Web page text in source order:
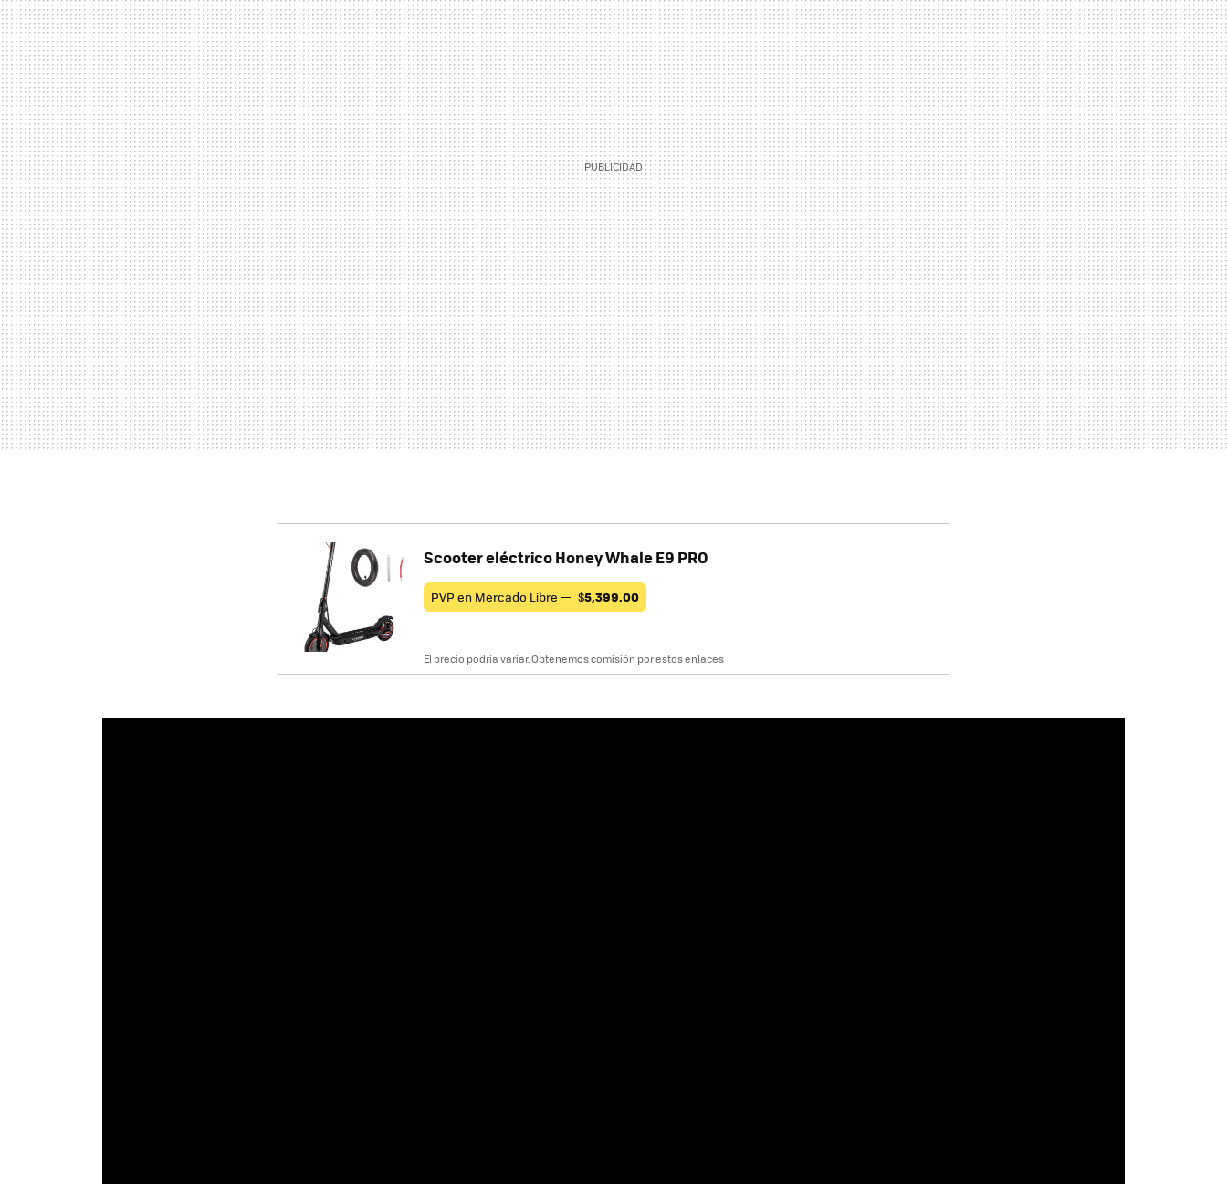
Scooter eléctrico Honey Whale E9 PRO
PVP en Mercado Libre — $5,399.00
El precio podría variar. Obtenemos comisión por estos enlaces